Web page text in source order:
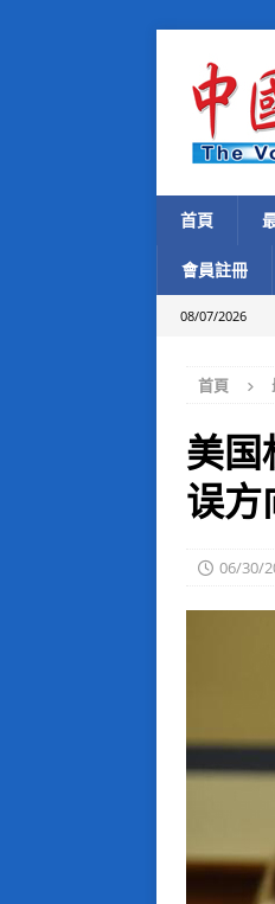
首頁
會員註冊
08/07/2026
首頁
美国
误方
06/30/